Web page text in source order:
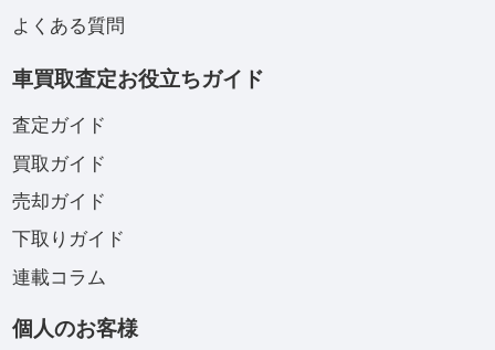
よくある質問
車買取査定お役立ちガイド
査定ガイド
買取ガイド
売却ガイド
下取りガイド
連載コラム
個人のお客様